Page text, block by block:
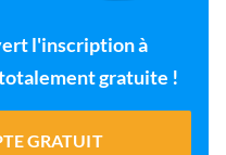
l'inscription à
gratuite !
GRATUIT